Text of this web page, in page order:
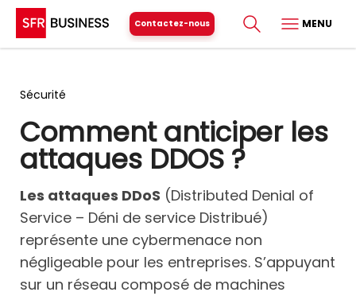
Contactez-nous MENU
Sécurité
Comment anticiper les
attaques DDOS ?
Les attaques DDoS (Distributed Denial of
Service – Déni de service Distribué)
représente une cybermenace non
négligeable pour les entreprises. S’appuyant
sur un réseau composé de machines